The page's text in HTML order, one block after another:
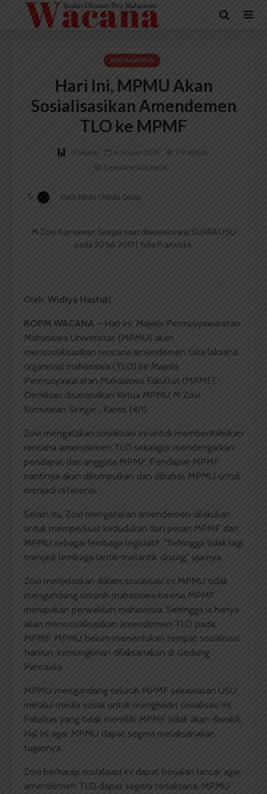
BERITA KAMPUS
Hari Ini, MPMU Akan
Sosialisasikan Amendemen
TLO ke MPMF
Redaksi 4 Januari 2018
179 dilihat
2 menit waktu baca
Dark Mode | Moda Gelap
M Zovi Kurniawan Siregar saat diwawancarai SUARA USU
pada 20 Juli 2017 | Yulia Pransiska.
Oleh: Widiya Hastuti
BOPM WACANA – Hari ini, Majelis Permusyawaratan
Mahasiswa Universitas (MPMU) akan
mensosialisasikan rencana amendemen tata laksana
organisasi mahasiswa (TLO) ke Majelis
Permusyawaratan Mahasiswa Fakultas (MPMF).
Demikian disampaikan Ketua MPMU M Zovi
Kurniawan Siregar , Kamis (4/1).
Zovi mengatakan sosialisasi ini untuk memberitahukan
rencana amendemen TLO sekaligus mendengarkan
pendapat dari anggota MPMF. Pendapat MPMF
nantinya akan dikumpulkan dan dibahas MPMU untuk
menjadi referensi.
Selain itu, Zovi mengatakan amendemen dilakukan
untuk memperkuat kedudukan dan peran MPMF dan
MPMU sebagai lembaga legislatif. “Sehingga tidak lagi
menjadi lembaga lantik-melantik doang,” ujarnya.
Zovi menjelaskan dalam sosialisasi ini MPMU tidak
mengundang seluruh mahasiswa karena MPMF
merupakan perwakilan mahasiswa. Sehingga ia hanya
akan mensosialisasikan amendemen TLO pada
MPMF. MPMU belum menentukan tempat sosialisasi.
Namun, kemungkinan dilaksanakan di Gedung
Pancasila.
MPMU mengundang seluruh MPMF sekawasan USU
melalui media sosial untuk menghadiri sosialisasi ini.
Fakultas yang tidak memiliki MPMF tidak akan diwakili.
Hal ini agar MPMU dapat segera melaksanakan
tugasnya.
Zovi berharap sosialisasi ini dapat berjalan lancar agar
amendemen TLO dapat segera terlaksana. MPMU